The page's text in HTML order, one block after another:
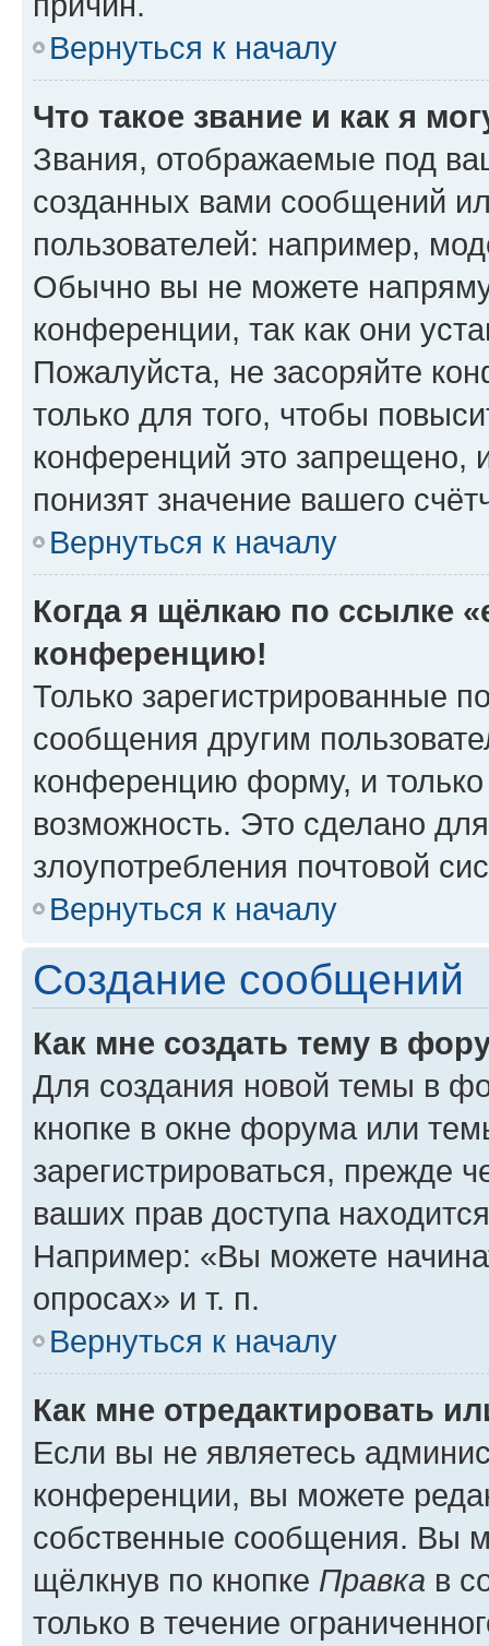
Вернуться к началу
Что такое звание и как я
Звания, отображаемые под
созданных вами сообщений
пользователей: например,
Обычно вы не можете
конференции, так как они
Пожалуйста, не засоряйте
только для того, чтобы
конференций это запрещено,
понизят значение вашего
Вернуться к началу
Когда я щёлкаю по ссылке
конференцию!
Только зарегистрированные
сообщения другим
конференцию форму, и
возможность. Это сделано
злоупотребления почтовой
Вернуться к началу
Создание сообщений
Как мне создать тему в
Для создания новой темы в
кнопке в окне форума или
зарегистрироваться, прежде
ваших прав доступа
Например: «Вы можете
опросах» и т. п.
Вернуться к началу
Как мне отредактировать
Если вы не являетесь
конференции, вы можете
собственные сообщения. Вы
щёлкнув по кнопке Правка в
только в течение